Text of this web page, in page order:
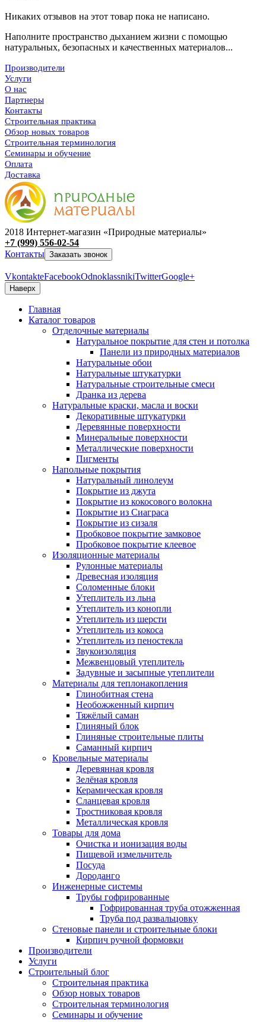
Никаких отзывов на этот товар пока не написано.
Наполните пространство дыханием жизни с помощью
натуральных, безопасных и качественных материалов...
Производители
Услуги
О нас
Партнеры
Контакты
Строительная практика
Обзор новых товаров
Строительная терминология
Семинары и обучение
Оплата
Доставка
2018 Интернет-магазин «Природные материалы»
+7 (999) 556-02-54
Контакты Заказать звонок
VkontakteFacebookOdnoklassnikiTwitterGoogle+
Наверх
Главная
Каталог товаров
Отделочные материалы
Натуральное покрытие для стен и потолка
Панели из природных материалов
Натуральные обои
Натуральные штукатурки
Натуральные строительные смеси
Дранка из дерева
Натуральные краски, масла и воски
Декоративные штукатурки
Деревянные поверхности
Минеральные поверхности
Металлические поверхности
Пигменты
Напольные покрытия
Натуральный линолеум
Покрытие из джута
Покрытие из кокосового волокна
Покрытие из Сиаграса
Покрытие из сизаля
Пробковое покрытие замковое
Пробковое покрытие клеевое
Изоляционные материалы
Рулонные материалы
Древесная изоляция
Соломенные блоки
Утеплитель из льна
Утеплитель из конопли
Утеплитель из шерсти
Утеплитель из кокоса
Утеплитель из пеностекла
Звукоизоляция
Межвенцовый утеплитель
Задувные и засыпные утеплители
Материалы для теплонакопления
Глинобитная стена
Необожженный кирпич
Тяжёлый саман
Глиняный блок
Глиняные строительные плиты
Саманный кирпич
Кровельные материалы
Деревянная кровля
Зелёная кровля
Керамическая кровля
Сланцевая кровля
Тростниковая кровля
Металлическая кровля
Товары для дома
Очистка и ионизация воды
Пищевой измельчитель
Посуда
Дороданго
Инженерные системы
Трубы гофрированные
Гофрированная труба отожженная
Труба под развальцовку
Стеновые панели и строительные блоки
Кирпич ручной формовки
Производители
Услуги
Строительный блог
Строительная практика
Обзор новых товаров
Строительная терминология
Семинары и обучение